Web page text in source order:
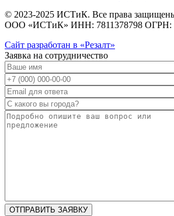
© 2023-2025 ИСТиК. Все права
ООО «ИСТиК» ИНН: 7811378798 ОГРН:
Сайт разработан в «Резалт»
Заявка на сотрудничество
ОТПРАВИТЬ ЗАЯВКУ